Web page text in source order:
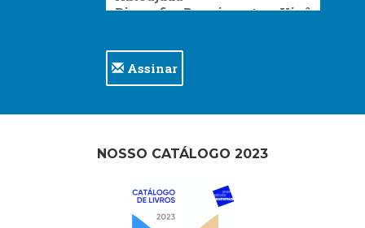
Assinar
NOSSO CATÁLOGO 2023